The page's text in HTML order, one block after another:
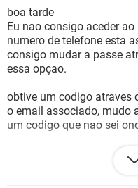
INSTAGRAM
GUIA DE COMPRAS
OUTLOOK
INSTAGRAM
GUIA DE COMPRAS
CELULAR
OUTLOOK
INSTAGRAM
GUIA DE COMPRAS
boa tarde
Eu nao consigo aceder
numero de telefone esta
consigo mudar a passe
essa opçao.
obtive um codigo atraves
o email associado, mudo
um codigo que nao sei